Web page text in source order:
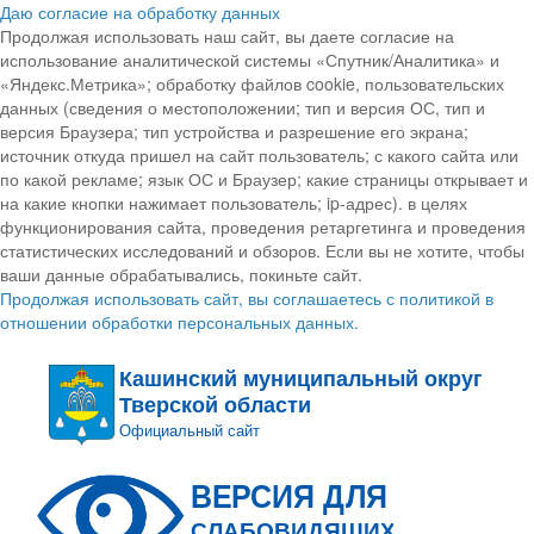
Даю согласие на обработку данных
Продолжая использовать наш сайт, вы даете согласие на
использование аналитической системы «Спутник/Аналитика» и
«Яндекс.Метрика»; обработку файлов cookie, пользовательских
данных (сведения о местоположении; тип и версия ОС, тип и
версия Браузера; тип устройства и разрешение его экрана;
источник откуда пришел на сайт пользователь; с какого сайта или
по какой рекламе; язык ОС и Браузер; какие страницы открывает и
на какие кнопки нажимает пользователь; ip-адрес). в целях
функционирования сайта, проведения ретаргетинга и проведения
статистических исследований и обзоров. Если вы не хотите, чтобы
ваши данные обрабатывались, покиньте сайт.
Продолжая использовать сайт, вы соглашаетесь с политикой в
отношении обработки персональных данных.